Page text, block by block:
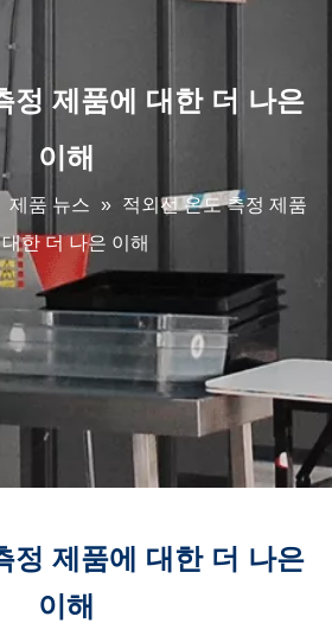
정 제품에 대한 더 나은
이해
제품 뉴스 » 적외선 온도 측정 제품
한 더 나은 이해
정 제품에 대한 더 나은
이해